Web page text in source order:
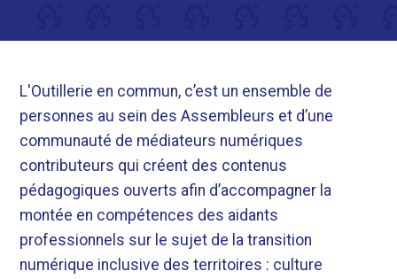
L'Outillerie en commun, c’est un ensemble de
personnes au sein des Assembleurs et d’une
communauté de médiateurs numériques
contributeurs qui créent des contenus
pédagogiques ouverts afin d’accompagner la
montée en compétences des aidants
professionnels sur le sujet de la transition
numérique inclusive des territoires : culture